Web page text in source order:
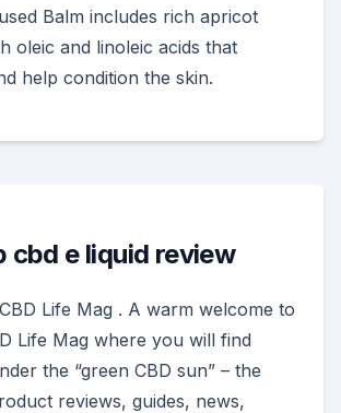
Balm includes rich apricot
oleic and linoleic acids that
help condition the skin.
cbd e liquid review
Life Mag . A warm welcome to
Life Mag where you will find
the “green CBD sun” – the
reviews, guides, news,